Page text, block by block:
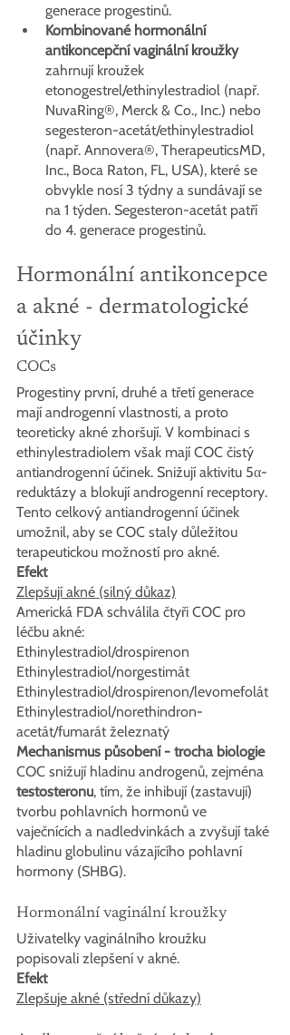
generace progestinů.
Kombinované hormonální
antikoncepční vaginální kroužky
zahrnují kroužek
etonogestrel/ethinylestradiol (např.
NuvaRing®, Merck & Co., Inc.) nebo
segesteron-acetát/ethinylestradiol
(např. Annovera®, TherapeuticsMD,
Inc., Boca Raton, FL, USA), které se
obvykle nosí 3 týdny a sundávají se
na 1 týden. Segesteron-acetát patří
do 4. generace progestinů.
Hormonální antikoncepce
a akné - dermatologické
účinky
COCs
Progestiny první, druhé a třetí generace
mají androgenní vlastnosti, a proto
teoreticky akné zhoršují. V kombinaci s
ethinylestradiolem však mají COC čistý
antiandrogenní účinek. Snižují aktivitu 5α-
reduktázy a blokují androgenní receptory.
Tento celkový antiandrogenní účinek
umožnil, aby se COC staly důležitou
terapeutickou možností pro akné.
Efekt
Zlepšují akné (silný důkaz)
Americká FDA schválila čtyři COC pro
léčbu akné:
Ethinylestradiol/drospirenon
Ethinylestradiol/norgestimát
Ethinylestradiol/drospirenon/levomefolát
Ethinylestradiol/norethindron-
acetát/fumarát železnatý
Mechanismus působení - trocha biologie
COC snižují hladinu androgenů, zejména
testosteronu, tím, že inhibují (zastavují)
tvorbu pohlavních hormonů ve
vaječnících a nadledvinkách a zvyšují také
hladinu globulinu vázajícího pohlavní
hormony (SHBG).
Hormonální vaginální kroužky
Uživatelky vaginálního kroužku
popisovali zlepšení v akné.
Efekt
Zlepšuje akné (střední důkazy)